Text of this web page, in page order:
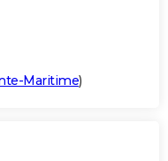
Maritime)